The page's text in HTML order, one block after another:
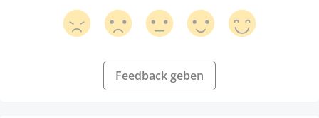
Feedback geben